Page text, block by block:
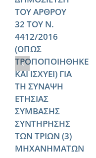
ΤΟΥ ΑΡΘΡΟΥ
32 ΤΟΥ Ν.
4412/2016
(ΟΠΩΣ
ΤΡΟΠΟΠΟΙΗΘΗΚΕ
ΚΑΙ ΙΣΧΥΕΙ) ΓΙΑ
ΤΗ ΣΥΝΑΨΗ
ΕΤΗΣΙΑΣ
ΣΥΜΒΑΣΗΣ
ΣΥΝΤΗΡΗΣΗΣ
ΤΩΝ ΤΡΙΩΝ (3)
ΜΗΧΑΝΗΜΑΤΩΝ